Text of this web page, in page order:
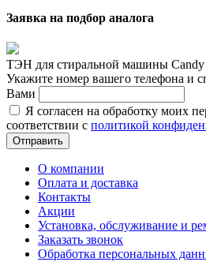
Заявка на подбор аналога
ТЭН для стиральной машины Candy
Укажите номер вашего телефона и
Вами
Я согласен на обработку моих
соответствии с политикой
Отправить
О компании
Оплата и доставка
Контакты
Акции
Установка, обслуживание и
Заказать звонок
Обработка персональных